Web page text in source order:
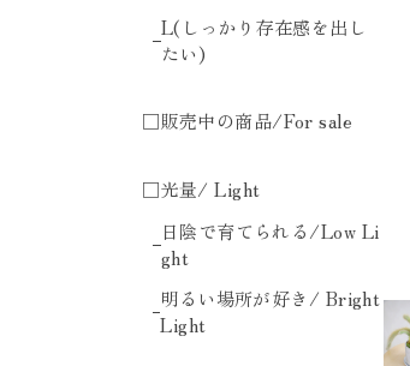
L(しっかり存在感を出し
たい)
□販売中の商品/For sale
□光量/ Light
日陰で育てられる/Low Li
ght
明るい場所が好き/ Bright
Light